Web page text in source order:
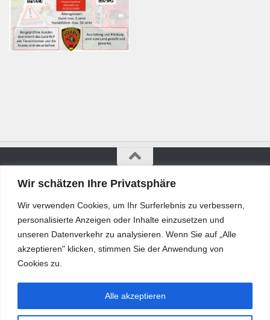
Wir schätzen Ihre Privatsphäre
Wir verwenden Cookies, um Ihr Surferlebnis zu verbessern,
personalisierte Anzeigen oder Inhalte einzusetzen und
unseren Datenverkehr zu analysieren. Wenn Sie auf „Alle
akzeptieren" klicken, stimmen Sie der Anwendung von
Cookies zu.
Alle akzeptieren
Bürgerkurier © 2026. Alle Rechte vorbehalten.